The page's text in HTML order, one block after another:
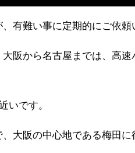
有難い事に定期的にご依頼
阪から名古屋までは、高
いです。
大阪の中心地である梅田